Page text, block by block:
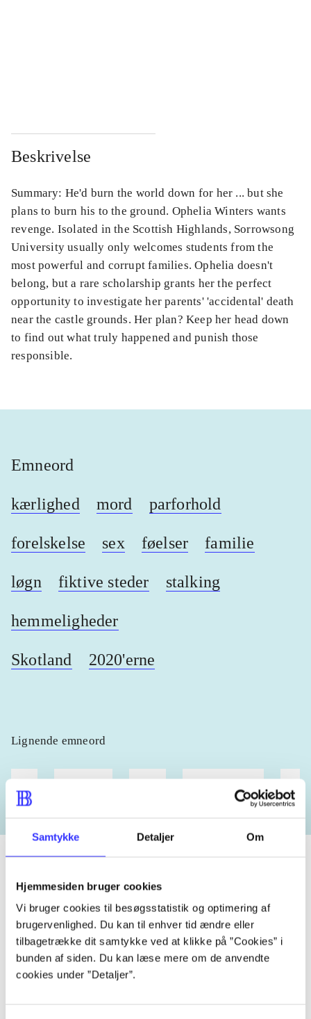
Samtykke Detaljer Om
Hjemmesiden bruger cookies
Vi bruger cookies til besøgsstatistik og optimering af
brugervenlighed. Du kan til enhver tid ændre eller
tilbagetrække dit samtykke ved at klikke på ”Cookies” i
bunden af siden. Du kan læse mere om de anvendte
cookies under ”Detaljer”.
Beskrivelse
Summary: He'd burn the world down for her ... but she
plans to burn his to the ground. Ophelia Winters wants
revenge. Isolated in the Scottish Highlands, Sorrowsong
University usually only welcomes students from the
most powerful and corrupt families. Ophelia doesn't
belong, but a rare scholarship grants her the perfect
opportunity to investigate her parents' 'accidental' death
near the castle grounds. Her plan? Keep her head down
to find out what truly happened and punish those
responsible.
Emneord
kærlighed mord parforhold
forelskelse sex føelser familie
løgn fiktive steder stalking
hemmeligheder
Skotland 2020'erne
Lignende emneord
ridning hestesygdomme vokal
Tidsskrift
Artiklen er en del af
lorem ipsum dolor sit amet ...
Tidsskrift